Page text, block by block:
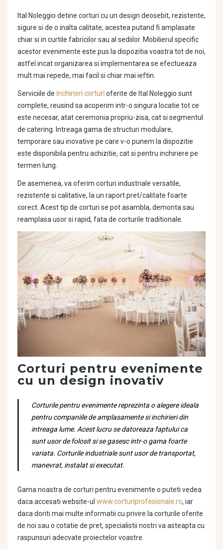
Ital Noleggio detine corturi cu un design deosebit, rezistente,
sigure si de o inalta calitate, acestea putand fi amplasate
chiar si in curtile fabricilor sau al sediilor. Mobilierul specific
acestor evenimente este pus la dispozitia voastra tot de noi,
astfel incat organizarea si implementarea se efectueaza
mult mai repede, mai facil si chiar mai ieftin.
Serviciile de inchirieri corturioferite de Ital Noleggio sunt
complete, reusind sa acoperim intr-o singura locatie tot ce
este necesar, atat ceremonia propriu-zisa, cat si segmentul
de catering. Intreaga gama de structuri modulare,
temporare sau inovative pe care v-o punem la dispozitie
este disponibila pentru achizitie, cat si pentru inchiriere pe
termen lung.
De asemenea, va oferim corturi industriale versatile,
rezistente si calitative, la un raport pret/calitate foarte
corect. Acest tip de corturi se pot asambla, demonta sau
reamplasa usor si rapid, fata de corturile traditionale.
Corturi pentru evenimente
cu un design inovativ
Corturile pentru evenimente reprezinta o alegere ideala
pentru companiile de amplasamente si inchirieri din
intreaga lume. Acest lucru se datoreaza faptului ca
sunt usor de folosit si se gasesc intr-o gama foarte
variata. Corturile industriale sunt usor de transportat,
manevrat, instalat si executat.
Gama noastra de corturi pentru evenimente o puteti vedea
daca accesati website-ul www.corturiprofesionale.ro, iar
daca doriti mai multe informatii cu privire la corturile oferite
de noi sau o cotatie de pret, specialistii nostri va asteapta cu
raspunsuri adecvate proiectelor voastre.